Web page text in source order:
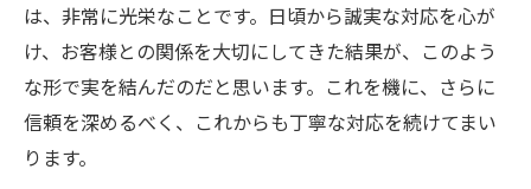
は、非常に光栄なことです。日頃から誠実な対応を心が
け、お客様との関係を大切にしてきた結果が、このよう
な形で実を結んだのだと思います。これを機に、さらに
信頼を深めるべく、これからも丁寧な対応を続けてまい
ります。